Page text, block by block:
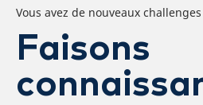
Vous avez de nouveaux
Faisons